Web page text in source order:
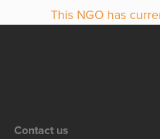
This NGO has
Contact us